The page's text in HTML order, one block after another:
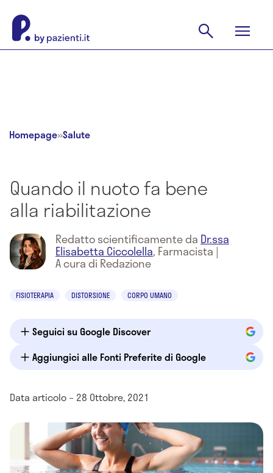
Homepage»Salute
Quando il nuoto fa bene
alla riabilitazione
Redatto scientificamente da Dr.ssa
Elisabetta Ciccolella, Farmacista |
A cura di Redazione
FISIOTERAPIA DISTORSIONE CORPO UMANO
Seguici su Google Discover
Aggiungici alle Fonti Preferite di Google
Data articolo – 28 Ottobre, 2021